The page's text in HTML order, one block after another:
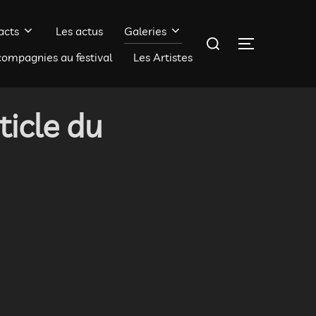
Les actus
Galeries
au festival
Les Artistes
Rechercher :
du